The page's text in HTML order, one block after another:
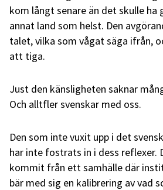
kom långt senare än det skulle
annat land som helst. Den
talet, vilka som vågat säga ifrån,
att tiga.
Just den känsligheten saknar
Och alltfler svenskar med oss.
Den som inte vuxit upp i det
har inte fostrats in i dess reflexer.
kommit från ett samhälle där
bär med sig en kalibrering av vad